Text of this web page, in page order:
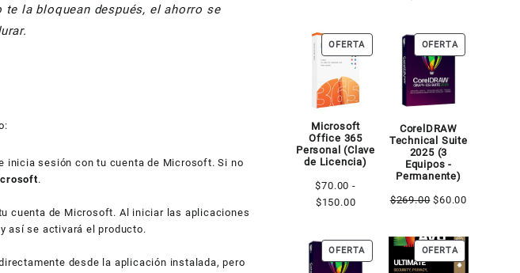
la bloquean después, el ahorro se
inicia sesión con tu cuenta de Microsoft. Si no
.
cuenta de Microsoft. Al iniciar las aplicaciones
así se activará el producto.
desde la aplicación instalada, pero
$30.00.
$18.00.
desde
hasta
$180.00
OFERTA PRODUCTO
Microsoft
Office 365
Personal (Clave
de Licencia)
$70.00 -
$150.00Rango
precios:
desde
OFERTAPRODUCTO
CorelDRAW
Technical Suite
2025 (3
Equipos -
Permanente)
$269.00 El
era:
$269.00.
$60.00El
OFERTA PRODUCTO
OFERTAPRODUCTO
EN